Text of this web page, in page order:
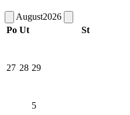
August2026
Po Ut St
27 28 29
5